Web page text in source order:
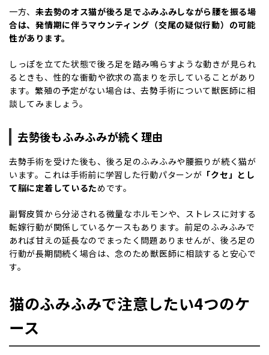
一方、未去勢のオス猫が後ろ足でふみふみしながら腰を振る場
合は、発情期に伴うマウンティング（交尾の疑似行動）の可能
性があります。
しっぽを立てた状態で後ろ足を踏み鳴らすような動きが見られ
るときも、性的な衝動や欲求の高まりを示していることがあり
ます。繁殖の予定がない場合は、去勢手術について獣医師に相
談してみましょう。
去勢後もふみふみが続く理由
去勢手術を受けた後も、後ろ足のふみふみや腰振りが続く猫が
います。これは手術前に学習した行動パターンが 「クセ」とし
て脳に定着しているためです。
副腎皮質から分泌される微量なホルモンや、ストレスに対する
転嫁行動が関係しているケースもあります。前足のふみふみで
あれば甘えの延長なのでまったく問題ありませんが、後ろ足の
行動が長期間続く場合は、念のため獣医師に相談すると安心で
す。
猫のふみふみで注意したい4つのケ
ース